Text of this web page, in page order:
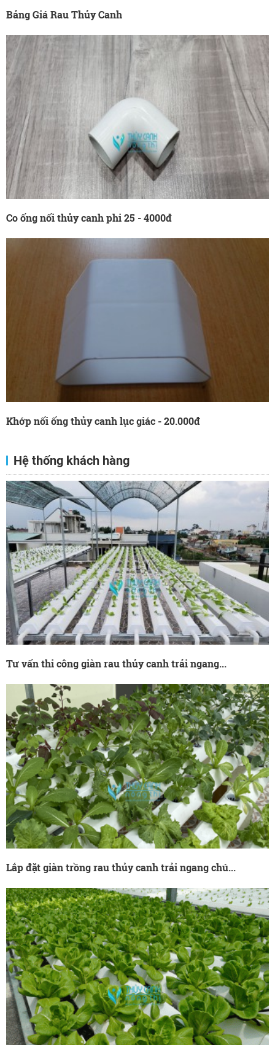
Bảng Giá Rau Thủy Canh
Co ống nối thủy canh phi 25 - 4000đ
Khớp nối ống thủy canh lục giác - 20.000đ
Hệ thống khách hàng
Tư vấn thi công giàn rau thủy canh trải ngang...
Lắp đặt giàn trồng rau thủy canh trải ngang chú...